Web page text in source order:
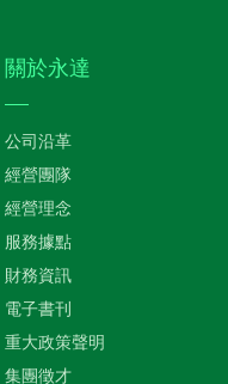
關於永達
公司沿革
經營團隊
經營理念
服務據點
財務資訊
電子書刊
重大政策聲明
集團徵才